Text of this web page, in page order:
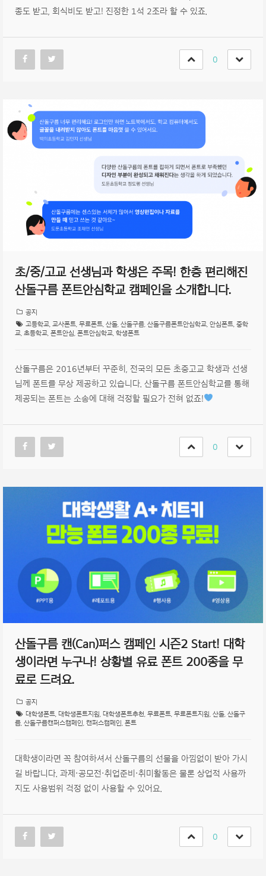
종도 받고, 회식비도 받고! 진정한 1석 2조라 할 수 있죠.
0
초/중/고교 선생님과 학생은 주목! 한층 편리해진
산돌구름 폰트안심학교 캠페인을 소개합니다.
공지
고등학교
교사폰트 무료폰트 산돌 산돌구름 산돌구름폰트안심학교 안심폰트 중학
교
초등학교 폰트안심 폰트안심학교 학생폰트
산돌구름은 2016년부터 꾸준히, 전국의 모든 초중고교 학생과 선생
님께 폰트를 무상 제공하고 있습니다. 산돌구름 폰트안심학교를 통해
제공되는 폰트는 소송에 대해 걱정할 필요가 전혀 없죠!
0
산돌구름 캔(Can)퍼스 캠페인 시즌2 Start! 대학
생이라면 누구나! 상황별 유료 폰트 200종을 무
료로 드려요.
공지
대학생폰트
대학생폰트지원 대학생폰트추천 무료폰트 무료폰트지원 산돌 산돌구
름 산돌구름캔퍼스캠페인 캔퍼스캠페인 폰트
대학생이라면 꼭 참여하셔서 산돌구름의 선물을 아낌없이 받아 가시
길 바랍니다. 과제·공모전·취업준비·취미활동은 물론 상업적 사용까
지도 사용범위 걱정 없이 사용할 수 있어요.
0